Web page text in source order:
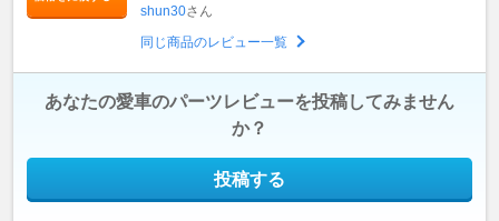
shun30さん
同じ商品のレビュー一覧
あなたの愛車のパーツレビューを投稿してみません
か？
投稿する